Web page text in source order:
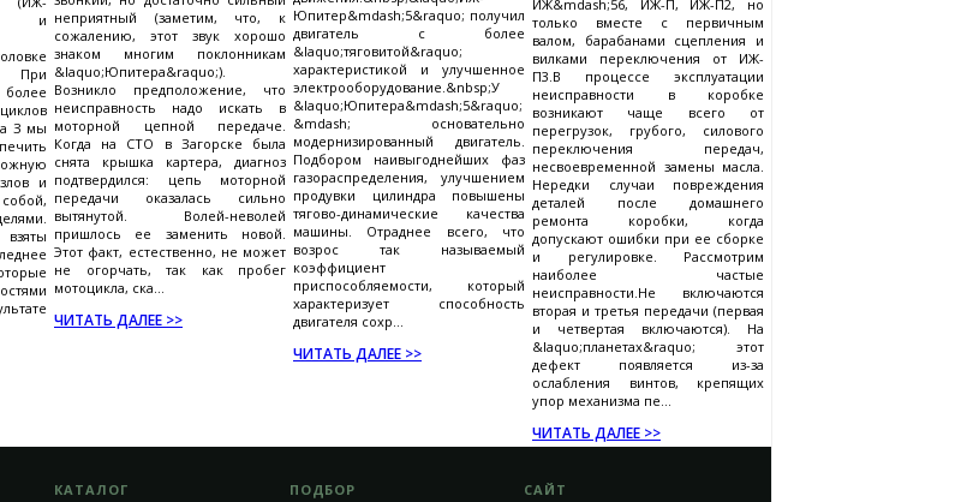
и
З мы
и
неприятный (заметим, что, к
сожалению, этот звук хорошо
знаком многим поклонникам
&laquo;Юпитера&raquo;).
Возникло предположение, что
неисправность надо искать в
моторной цепной передаче.
Когда на СТО в Загорске была
снята крышка картера, диагноз
подтвердился: цепь моторной
передачи оказалась сильно
вытянутой. Волей-неволей
пришлось ее заменить новой.
Этот факт, естественно, не может
не огорчать, так как пробег
мотоцикла, ска...
ЧИТАТЬ ДАЛЕЕ >>
Юпитер&mdash;5&raquo; получил
двигатель с более
&laquo;тяговитой&raquo;
характеристикой и улучшенное
электрооборудование.&nbsp;У
&laquo;Юпитера&mdash;5&raquo;
&mdash; основательно
модернизированный двигатель.
Подбором наивыгоднейших фаз
газораспределения, улучшением
продувки цилиндра повышены
тягово-динамические качества
машины. Отраднее всего, что
возрос так называемый
коэффициент
приспособляемости, который
характеризует способность
двигателя сохр...
ЧИТАТЬ ДАЛЕЕ >>
ИЖ&mdash;56, ИЖ-П, ИЖ-П2, но
только вместе с первичным
валом, барабанами сцепления и
вилками переключения от ИЖ-
П3.В процессе эксплуатации
неисправности в коробке
возникают чаще всего от
перегрузок, грубого, силового
переключения передач,
несвоевременной замены масла.
Нередки случаи повреждения
деталей после домашнего
ремонта коробки, когда
допускают ошибки при ее сборке
и регулировке. Рассмотрим
наиболее частые
неисправности.Не включаются
вторая и третья передачи (первая
и четвертая включаются). На
&laquo;планетах&raquo; этот
дефект появляется из-за
ослабления винтов, крепящих
упор механизма пе...
ЧИТАТЬ ДАЛЕЕ >>
КАТАЛОГ ПОДБОР САЙТ